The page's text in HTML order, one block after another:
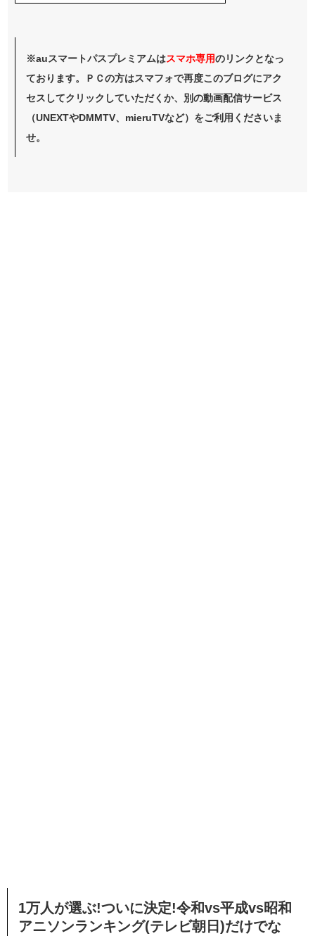
※auスマートパスプレミアムはスマホ専用のリンクとなっ
ております。ＰＣの方はスマフォで再度このブログにアク
セスしてクリックしていただくか、別の動画配信サービス
（UNEXTやDMMTV、mieruTVなど）をご利用くださいま
せ。
1万人が選ぶ!ついに決定!令和vs平成vs昭和
アニソンランキング(テレビ朝日)だけでな